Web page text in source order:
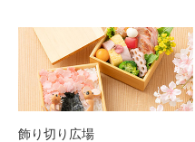
飾り切り広場